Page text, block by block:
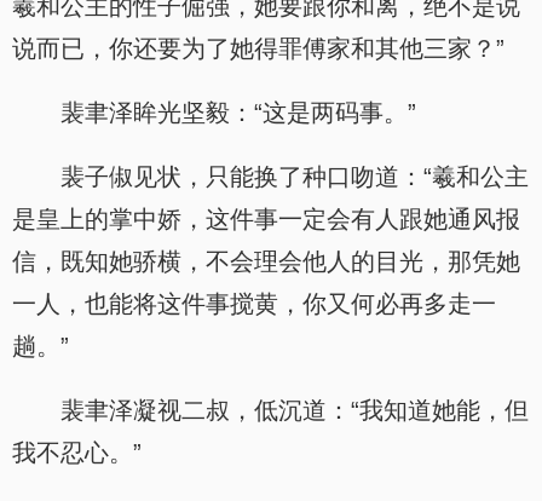
羲和公主的性子倔强，她要跟你和离，绝不是说
说而已，你还要为了她得罪傅家和其他三家？”
裴聿泽眸光坚毅：“这是两码事。”
裴子俶见状，只能换了种口吻道：“羲和公主
是皇上的掌中娇，这件事一定会有人跟她通风报
信，既知她骄横，不会理会他人的目光，那凭她
一人，也能将这件事搅黄，你又何必再多走一
趟。”
裴聿泽凝视二叔，低沉道：“我知道她能，但
我不忍心。”